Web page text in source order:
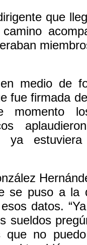
que
medio de
fue firmada
momento
ya
se puso a la
datos.
sueldos
que no